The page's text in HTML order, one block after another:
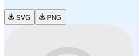
SVG PNG